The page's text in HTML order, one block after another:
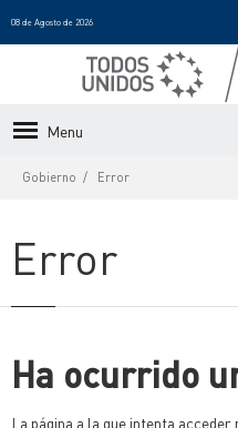
08 de Agosto de 2026
Menu
Gobierno Error
Error
Ha ocurrido
La página a la que intenta